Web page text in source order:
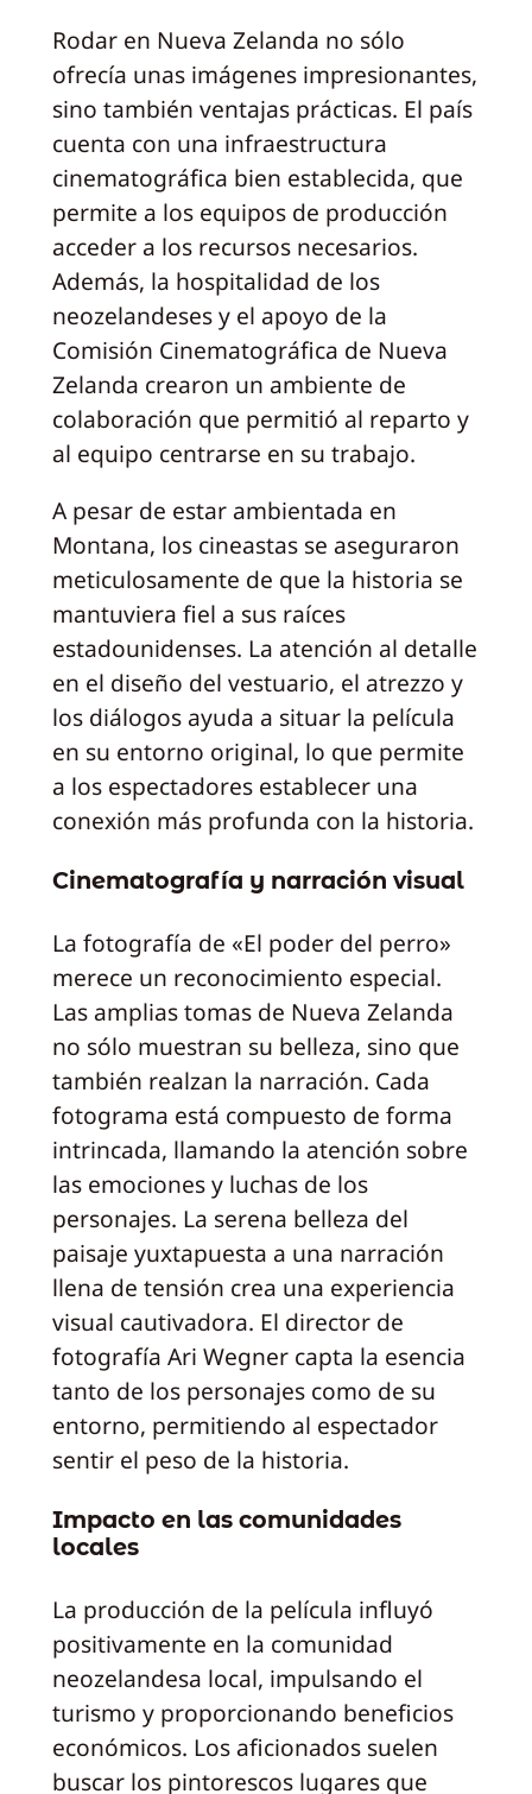
Rodar en Nueva Zelanda no sólo
ofrecía unas imágenes impresionantes,
sino también ventajas prácticas. El país
cuenta con una infraestructura
cinematográfica bien establecida, que
permite a los equipos de producción
acceder a los recursos necesarios.
Además, la hospitalidad de los
neozelandeses y el apoyo de la
Comisión Cinematográfica de Nueva
Zelanda crearon un ambiente de
colaboración que permitió al reparto y
al equipo centrarse en su trabajo.
A pesar de estar ambientada en
Montana, los cineastas se aseguraron
meticulosamente de que la historia se
mantuviera fiel a sus raíces
estadounidenses. La atención al detalle
en el diseño del vestuario, el atrezzo y
los diálogos ayuda a situar la película
en su entorno original, lo que permite
a los espectadores establecer una
conexión más profunda con la historia.
Cinematografía y narración visual
La fotografía de «El poder del perro»
merece un reconocimiento especial.
Las amplias tomas de Nueva Zelanda
no sólo muestran su belleza, sino que
también realzan la narración. Cada
fotograma está compuesto de forma
intrincada, llamando la atención sobre
las emociones y luchas de los
personajes. La serena belleza del
paisaje yuxtapuesta a una narración
llena de tensión crea una experiencia
visual cautivadora. El director de
fotografía Ari Wegner capta la esencia
tanto de los personajes como de su
entorno, permitiendo al espectador
sentir el peso de la historia.
Impacto en las comunidades
locales
La producción de la película influyó
positivamente en la comunidad
neozelandesa local, impulsando el
turismo y proporcionando beneficios
económicos. Los aficionados suelen
buscar los pintorescos lugares que